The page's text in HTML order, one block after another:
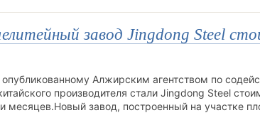
завод Jingdong Steel
Алжирским агентством по
производителя стали Jingdong Steel
месяцев.Новый завод, построенный на участке